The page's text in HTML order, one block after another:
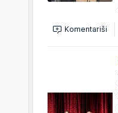
Komentariši